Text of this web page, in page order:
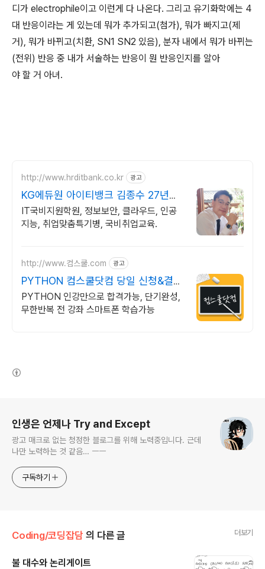
디가 electrophile이고 이런게 다 나온다. 그리고 유기화학에는 4
대 반응이라는 게 있는데 뭐가 추가되고(첨가), 뭐가 빠지고(제
거), 뭐가 바뀌고(치환, SN1 SN2 있음), 분자 내에서 뭐가 바뀌는
(전위) 반응 중 내가 서술하는 반응이 뭔 반응인지를 알아
야 할 거 아녀.
http://www.hrditbank.co.kr 광고
KG에듀원 아이티뱅크 김종수 27년경
력전문가 IT취업상담
IT국비지원학원, 정보보안, 클라우드, 인공
지능, 취업맞춤특기병, 국비취업교육.
http://www.컴스쿨.com 광고
PYTHON 컴스쿨닷컴 당일 신청&결제
시 기프티콘!
PYTHON 인강만으로 합격가능, 단기완성,
무한반복 전 강좌 스마트폰 학습가능
인생은 언제나 Try and Except
광고 매크로 없는 청정한 블로그를 위해 노력중입니다. 근데
나만 노력하는 것 같음… ㅡㅡ
구독하기
Coding/코딩잡담 의 다른 글 더보기
불 대수와 논리게이트